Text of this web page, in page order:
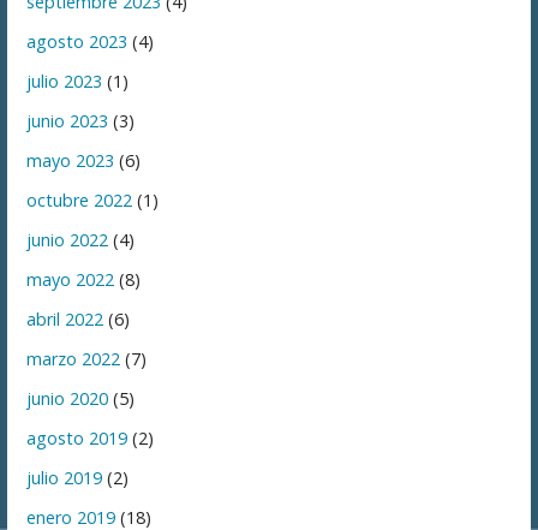
agosto 2023 (4)
julio 2023 (1)
junio 2023 (3)
mayo 2023 (6)
octubre 2022 (1)
junio 2022 (4)
mayo 2022 (8)
abril 2022 (6)
marzo 2022 (7)
junio 2020 (5)
agosto 2019 (2)
julio 2019 (2)
enero 2019 (18)